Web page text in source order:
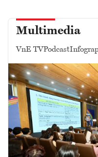
Multimedia
VnE TVPodcast